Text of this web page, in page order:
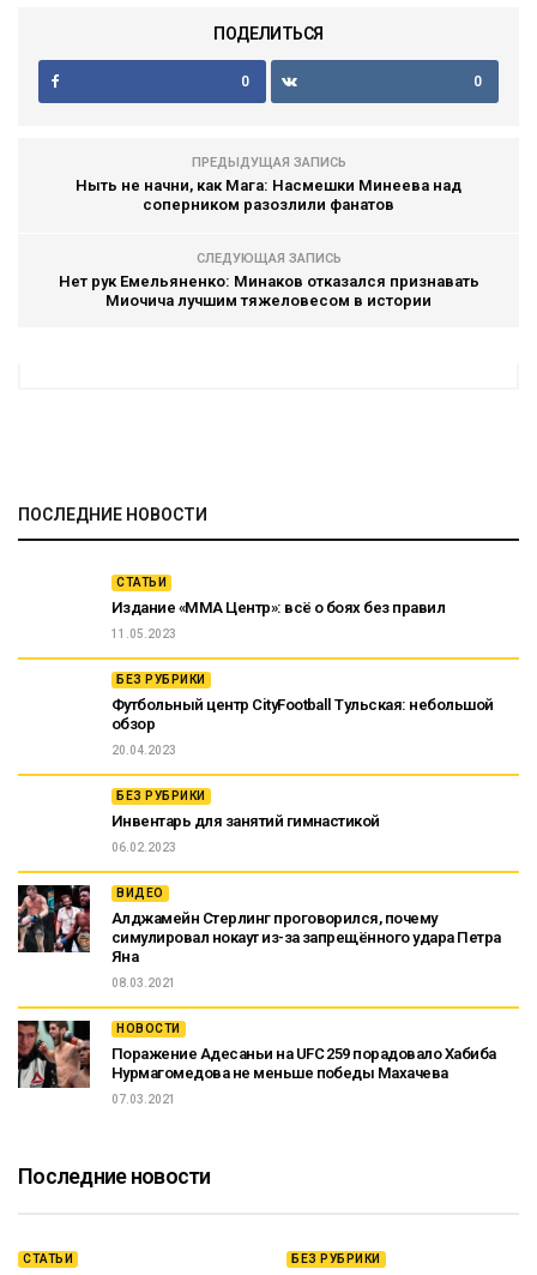
ПОДЕЛИТЬСЯ
0 0
ПРЕДЫДУЩАЯ ЗАПИСЬ
Ныть не начни, как Мага: Насмешки Минеева над
соперником разозлили фанатов
СЛЕДУЮЩАЯ ЗАПИСЬ
Нет рук Емельяненко: Минаков отказался признавать
Миочича лучшим тяжеловесом в истории
ПОСЛЕДНИЕ НОВОСТИ
СТАТЬИ
Издание «ММА Центр»: всё о боях без правил
11.05.2023
БЕЗ РУБРИКИ
Футбольный центр CityFootball Тульская: небольшой
обзор
20.04.2023
БЕЗ РУБРИКИ
Инвентарь для занятий гимнастикой
06.02.2023
ВИДЕО
Алджамейн Стерлинг проговорился, почему
симулировал нокаут из-за запрещённого удара Петра
Яна
08.03.2021
НОВОСТИ
Поражение Адесаньи на UFC 259 порадовало Хабиба
Нурмагомедова не меньше победы Махачева
07.03.2021
Последние новости
СТАТЬИ БЕЗ РУБРИКИ